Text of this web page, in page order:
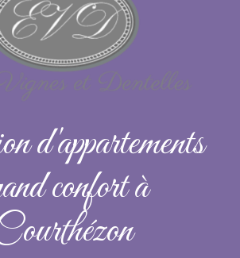
d'appartements
confort à